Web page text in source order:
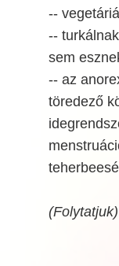
--
--
sem
-- az
töredező
(Folytatjuk)